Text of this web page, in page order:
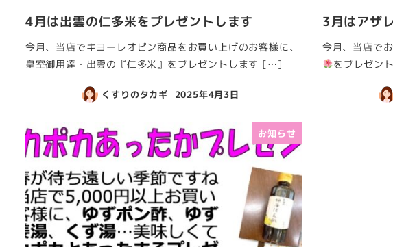
4月は出雲の仁多米をプレゼントします
今月、当店でキヨーレオピン商品をお買い上げのお客様に、
皇室御用達・出雲の『仁多米』をプレゼントします […]
くすりのタカギ 2025年4月3日
3月はアザ
今月、当店で
をプレゼン
お知らせ